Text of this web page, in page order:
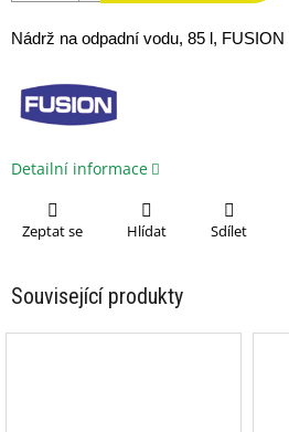
Nádrž na odpadní vodu, 85 l, FUSION
Detailní informace
Zeptat se Hlídat Sdílet
Související produkty